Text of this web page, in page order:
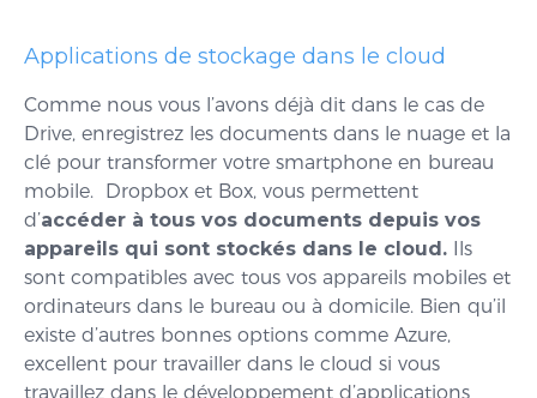
Applications de stockage dans le cloud
Comme nous vous l’avons déjà dit dans le cas de
Drive, enregistrez les documents dans le nuage et la
clé pour transformer votre smartphone en bureau
mobile. Dropbox et Box, vous permettent
d’accéder à tous vos documents depuis vos
appareils qui sont stockés dans le cloud. Ils
sont compatibles avec tous vos appareils mobiles et
ordinateurs dans le bureau ou à domicile. Bien qu’il
existe d’autres bonnes options comme Azure,
excellent pour travailler dans le cloud si vous
travaillez dans le développement d’applications